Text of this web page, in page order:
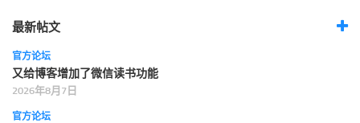
最新帖文
官方论坛
又给博客增加了微信读书功能
2026年8月7日
官方论坛